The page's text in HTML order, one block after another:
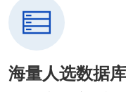
海量人选数据库